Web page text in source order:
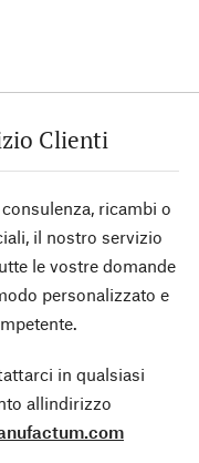
Clienti
ricambi o
il nostro servizio
le vostre domande
personalizzato e
in qualsiasi
allindirizzo